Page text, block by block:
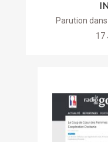
Parution
17